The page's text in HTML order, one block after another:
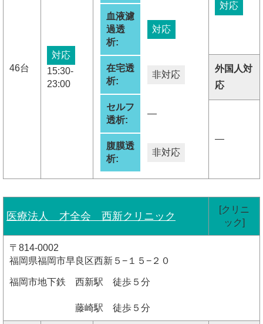
46台
対応
15:30-
23:00
血液濾
過透
析:
対応
在宅透
析:
非対応
セルフ
透析:
―
腹膜透
析:
非対応
対応
外国人対
応
―
医療法人 才全会 西新クリニック
[クリニ
ック]
〒814-0002
福岡県福岡市早良区西新５−１５−２０
福岡市地下鉄 西新駅 徒歩５分
藤崎駅 徒歩５分